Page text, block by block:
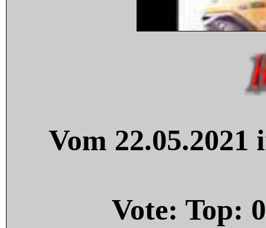
Vom
Vote: Top: 0